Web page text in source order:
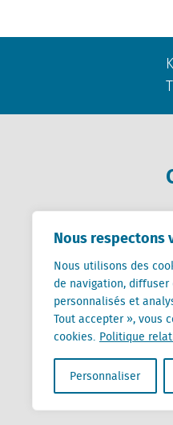
Nous respectons
Nous utilisons des
de navigation,
personnalisés et
Tout accepter », vous
cookies. Politique
Personnaliser